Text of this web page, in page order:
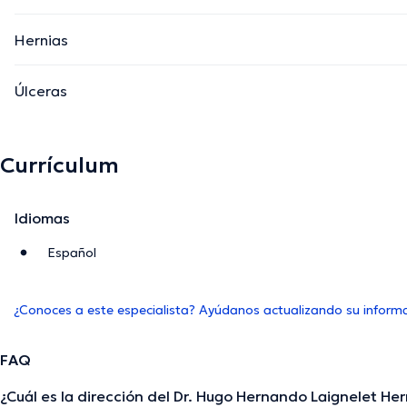
Hernias
Úlceras
Currículum
Idiomas
Español
¿Conoces a este especialista? Ayúdanos actualizando su
FAQ
¿Cuál es la dirección del Dr. Hugo Hernando Laignelet